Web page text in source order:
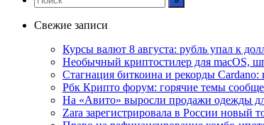
Свежие записи
Курсы валют 8 августа: рубль упал к
Необычный криптостилер для macOS,
Стагнация биткоина и рекорды Cardano:
Рбк Крипто форум: горячие темы
На «Авито» выросли продажи одежды
Zara зарегистрировала в России новый